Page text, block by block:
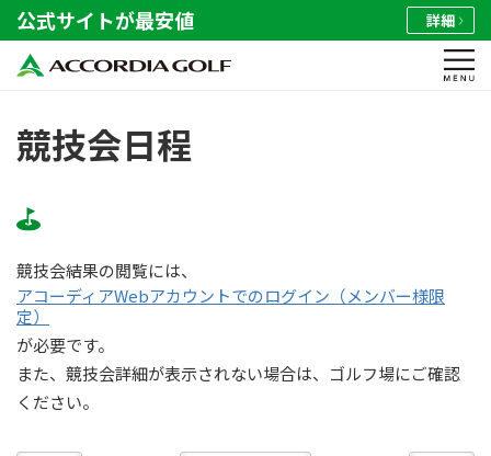
公式サイトが最安値 詳細
競技会日程
競技会結果の閲覧には、
アコーディアWebアカウントでのログイン（メンバー様限
定）
が必要です。
また、競技会詳細が表示されない場合は、ゴルフ場にご確認
ください。